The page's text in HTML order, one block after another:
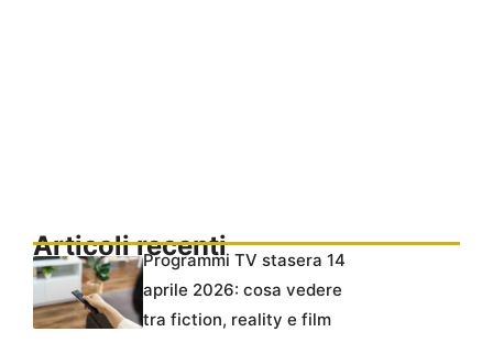
Articoli recentiProgrammi TV stasera 14
aprile 2026: cosa vedere
tra fiction, reality e film